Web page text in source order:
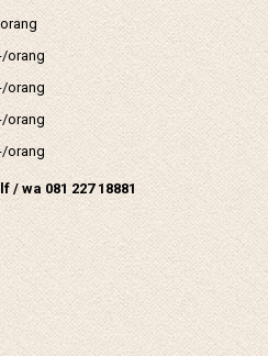
orang
orang
orang
orang
wa 081 227 18881